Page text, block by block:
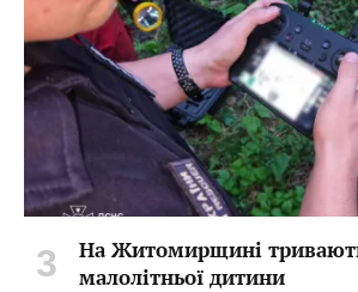
На Житомирщині
малолітньої дитини